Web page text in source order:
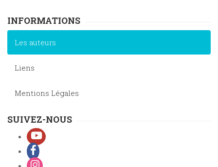
INFORMATIONS
Les auteurs
Liens
Mentions Légales
SUIVEZ-NOUS